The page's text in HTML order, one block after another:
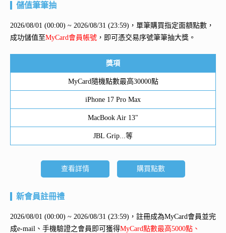
儲值筆筆抽
2026/08/01 (00:00) ~ 2026/08/31 (23:59)，單筆購買指定面額點數，
成功儲值至MyCard會員帳號 ，即可憑交易序號筆筆抽大獎。
獎項
MyCard隨機點數最高30000點
iPhone 17 Pro Max
MacBook Air 13"
JBL Grip...等
查看詳情 購買點數
新會員註冊禮
2026/08/01 (00:00) ~ 2026/08/31 (23:59)，註冊成為MyCard會員並完
成e-mail、手機驗證之會員即可獲得MyCard點數最高5000點、